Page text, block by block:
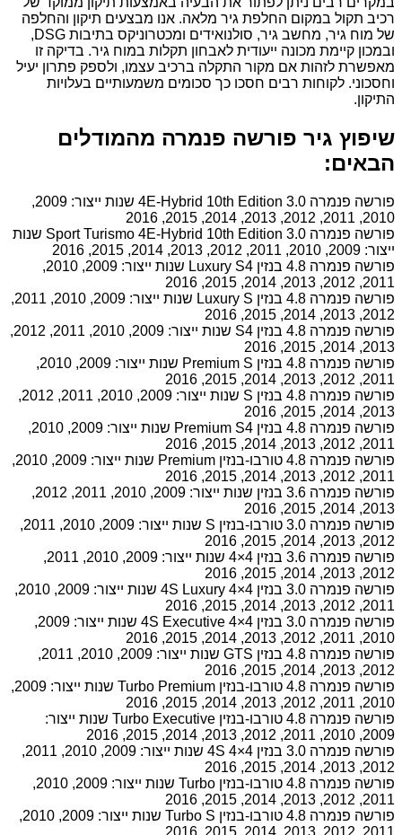
רכיב תקול במקום החלפת גיר מלאה. אנו מבצעים תיקון והחלפה
של מוח גיר, מחשב גיר, סולנואידים ומכטרוניקס בתיבות DSG,
ובמכון קיימת מכונה ייעודית לאבחון תקלות במוח גיר. בדיקה זו
מאפשרת לזהות אם מקור התקלה ברכיב עצמו, ולספק פתרון יעיל
וחסכוני. לקוחות רבים חסכו כך סכומים משמעותיים בעלויות
התיקון.
שיפוץ גיר פורשה פנמרה מהמודלים
הבאים:
פורשה פנמרה 3.0 4E-Hybrid 10th Edition שנות ייצור: 2009,
2010, 2011, 2012, 2013, 2014, 2015, 2016
פורשה פנמרה 3.0 Sport Turismo 4E-Hybrid 10th Edition שנות
ייצור: 2009, 2010, 2011, 2012, 2013, 2014, 2015, 2016
פורשה פנמרה 4.8 בנזין Luxury S4 שנות ייצור: 2009, 2010,
2011, 2012, 2013, 2014, 2015, 2016
פורשה פנמרה 4.8 בנזין Luxury S שנות ייצור: 2009, 2010, 2011,
2012, 2013, 2014, 2015, 2016
פורשה פנמרה 4.8 בנזין S4 שנות ייצור: 2009, 2010, 2011, 2012,
2013, 2014, 2015, 2016
פורשה פנמרה 4.8 בנזין Premium S שנות ייצור: 2009, 2010,
2011, 2012, 2013, 2014, 2015, 2016
פורשה פנמרה 4.8 בנזין S שנות ייצור: 2009, 2010, 2011, 2012,
2013, 2014, 2015, 2016
פורשה פנמרה 4.8 בנזין Premium S4 שנות ייצור: 2009, 2010,
2011, 2012, 2013, 2014, 2015, 2016
פורשה פנמרה 4.8 טורבו-בנזין Premium שנות ייצור: 2009, 2010,
2011, 2012, 2013, 2014, 2015, 2016
פורשה פנמרה 3.6 בנזין שנות ייצור: 2009, 2010, 2011, 2012,
2013, 2014, 2015, 2016
פורשה פנמרה 3.0 טורבו-בנזין S שנות ייצור: 2009, 2010, 2011,
2012, 2013, 2014, 2015, 2016
פורשה פנמרה 3.6 בנזין 4×4 שנות ייצור: 2009, 2010, 2011,
2012, 2013, 2014, 2015, 2016
פורשה פנמרה 3.0 בנזין 4S Luxury 4×4 שנות ייצור: 2009, 2010,
2011, 2012, 2013, 2014, 2015, 2016
פורשה פנמרה 3.0 בנזין 4S Executive 4×4 שנות ייצור: 2009,
2010, 2011, 2012, 2013, 2014, 2015, 2016
פורשה פנמרה 4.8 בנזין GTS שנות ייצור: 2009, 2010, 2011,
2012, 2013, 2014, 2015, 2016
פורשה פנמרה 4.8 טורבו-בנזין Turbo Premium שנות ייצור: 2009,
2010, 2011, 2012, 2013, 2014, 2015, 2016
פורשה פנמרה 4.8 טורבו-בנזין Turbo Executive שנות ייצור:
2009, 2010, 2011, 2012, 2013, 2014, 2015, 2016
פורשה פנמרה 3.0 בנזין 4S 4×4 שנות ייצור: 2009, 2010, 2011,
2012, 2013, 2014, 2015, 2016
פורשה פנמרה 4.8 טורבו-בנזין Turbo שנות ייצור: 2009, 2010,
2011, 2012, 2013, 2014, 2015, 2016
פורשה פנמרה 4.8 טורבו-בנזין Turbo S שנות ייצור: 2009, 2010,
2011, 2012, 2013, 2014, 2015, 2016